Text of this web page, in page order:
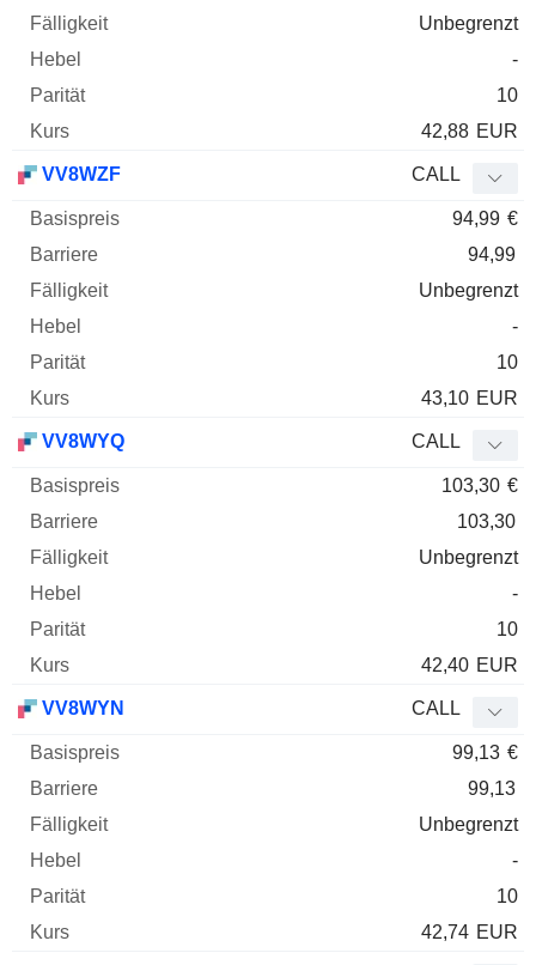
Unbegrenzt
-
10
42,88 EUR
VV8WZF CALL
94,99 €
94,99
Unbegrenzt
-
10
43,10 EUR
VV8WYQ CALL
103,30 €
103,30
Unbegrenzt
-
10
42,40 EUR
VV8WYN CALL
99,13 €
99,13
Unbegrenzt
-
10
42,74 EUR